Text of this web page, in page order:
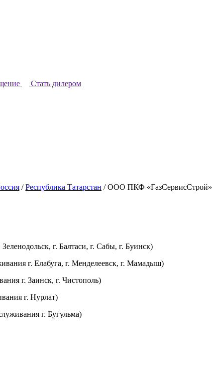
Стать дилером
/Республика Татарстан /ООО ПКФ «ГазСервисСтрой»
г. Балтаси, г. Сабы, г. Буинск)
г. Елабуга, г. Менделеевск, г. Мамадыш)
г. Заинск, г. Чистополь)
г. Нурлат)
г. Бугульма)